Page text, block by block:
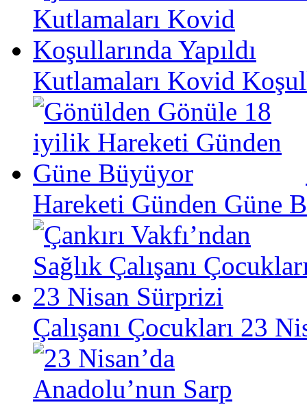
Kutlamaları Kovid
Hareketi Günden Güne
Çalışanı Çocukları 23